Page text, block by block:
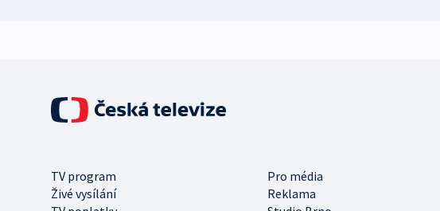
TV program
Pro média
Živé vysílání
Reklama